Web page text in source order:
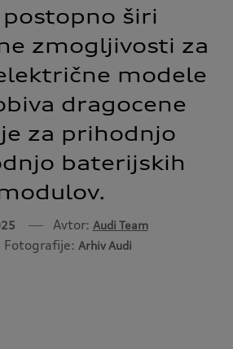
širi
zmogljivosti za
modele
dragocene
za prihodnjo
baterijskih
Avtor: Audi Team
Fotografije: Arhiv Audi